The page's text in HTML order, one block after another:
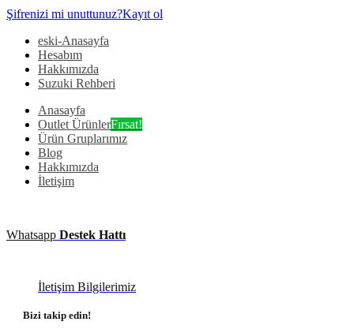
Şifrenizi mi unuttunuz?Kayıt ol
eski-Anasayfa
Hesabım
Hakkımızda
Suzuki Rehberi
Anasayfa
Outlet ÜrünlerFırsat!
Ürün Gruplarımız
Blog
Hakkımızda
İletişim
Whatsapp Destek Hattı
İletişim Bilgilerimiz
Bizi takip edin!